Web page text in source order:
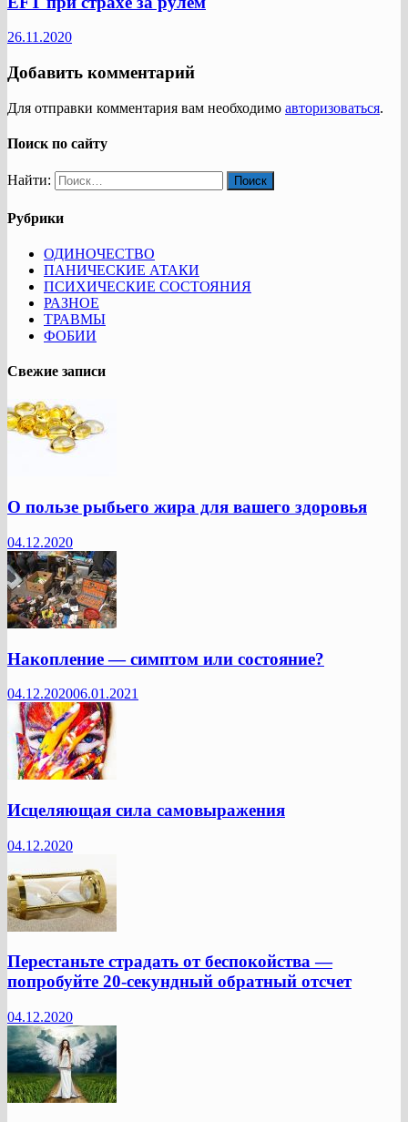
26.11.2020
Добавить комментарий
Для отправки комментария вам необходимо авторизоваться.
Поиск по сайту
Найти:
Рубрики
ОДИНОЧЕСТВО
ПАНИЧЕСКИЕ АТАКИ
ПСИХИЧЕСКИЕ СОСТОЯНИЯ
РАЗНОЕ
ТРАВМЫ
ФОБИИ
Свежие записи
О пользе рыбьего жира для вашего здоровья
04.12.2020
Накопление — симптом или состояние?
04.12.202006.01.2021
Исцеляющая сила самовыражения
04.12.2020
Перестаньте страдать от беспокойства —
попробуйте 20-секундный обратный отсчет
04.12.2020